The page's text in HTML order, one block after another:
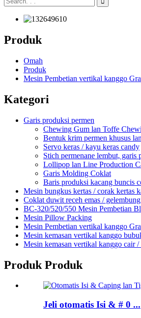
Produk
Omah
Produk
Mesin Pembetian vertikal kanggo
Kategori
Garis produksi permen
Chewing Gum lan Toffe
Bentuk krim permen khusus
Servo keras / kayu keras candy
Stich permenane lembut, garis
Lollipop lan Line Production
Garis Molding Coklat
Baris produksi kacang buncis
Mesin bungkus kertas / corak kertas
Coklat duwit receh emas /
BC-320/520/550 Mesin Pembetian
Mesin Pillow Packing
Mesin Pembetian vertikal kanggo
Mesin kemasan vertikal kanggo
Mesin kemasan vertikal kanggo cair /
Produk Produk
Jeli otomatis Isi & # 0 ...